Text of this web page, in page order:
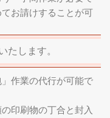
お請けすることが可
たします。
作業の代行が可能で
印刷物の丁合と封入